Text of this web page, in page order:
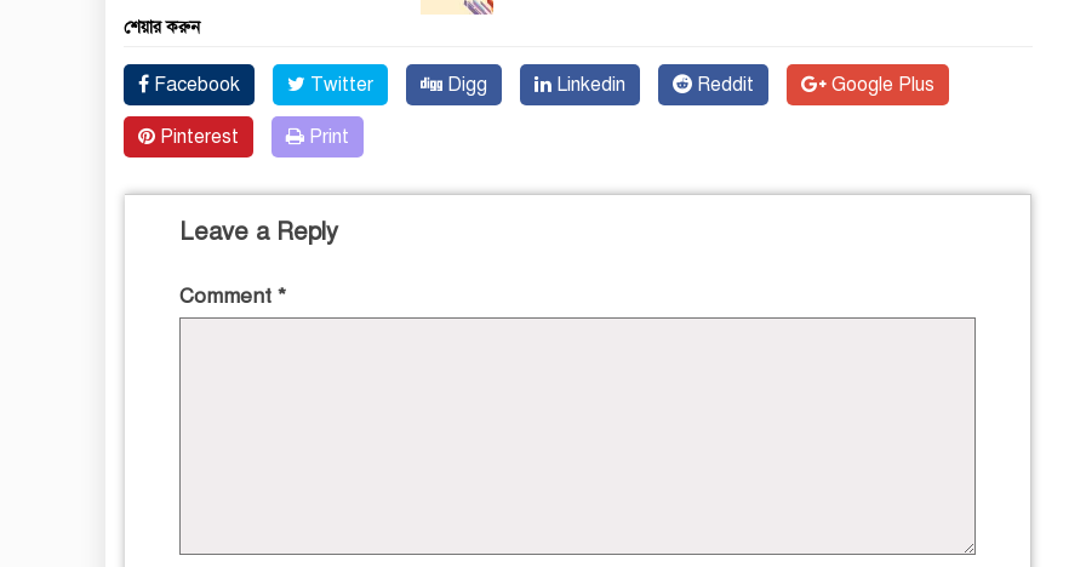
শেয়ার করুন
Facebook Twitter Digg Linkedin Reddit Google Plus
Pinterest Print
Leave a Reply
Comment *